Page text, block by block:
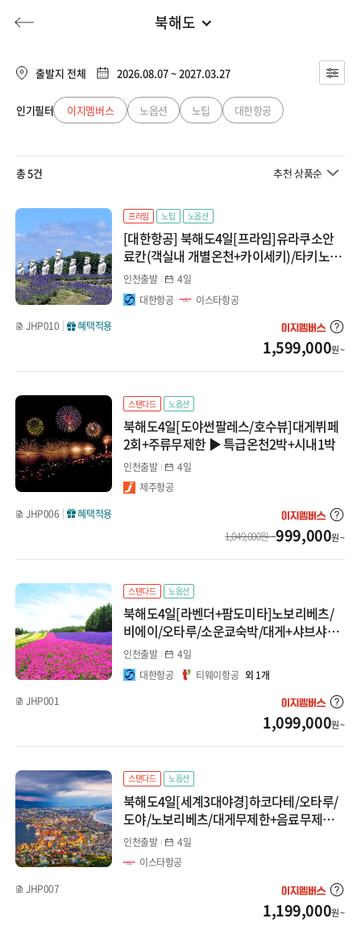
허니문 기획전/홈쇼핑 이벤트/혜택
투어플랜
허니문
북해도
유럽
동남아
일본
대만/홍콩/마카오
미주/캐나다/중남미
호주/뉴질랜드
중앙아시아/코카서스
지방출발
도쿄
큐슈
마쓰야마/다카마츠
나고야/도야마/알펜루트
출발지 전체 2026.08.07 ~ 2027.03.27
인기필터 이지멤버스 노옵션 노팁 대한항공
총 5건 추천 상품순
프라임 노팁 노옵션
[대한항공] 북해도4일[프라임]유라쿠소안
료칸(객실내 개별온천+카이세키)/타키노레
이엔/삿포로/오타루
인천출발
4일
대한항공
이스타항공
JHP010
혜택적용
1,599,000원 ~
스탠다드 노옵션
북해도4일[도야썬팔레스/호수뷰]대게뷔페
2회+주류무제한 ▶ 특급온천2박+시내1박
인천출발
4일
제주항공
JHP006
혜택적용
999,000원 ~
1,049,000원 ~
스탠다드 노옵션
북해도4일[라벤더+팜도미타]노보리베츠/
비에이/오타루/소운쿄숙박/대게+샤브샤브
▶특급온천2박+시내1박
인천출발
4일
대한항공
티웨이항공 외 1개
JHP001
1,099,000원 ~
스탠다드 노옵션
북해도4일[세계3대야경]하코다테/오타루/
도야/노보리베츠/대게무제한+음료무제한
▶ 특급온천2박+시내1박
인천출발
4일
이스타항공
JHP007
1,199,000원 ~